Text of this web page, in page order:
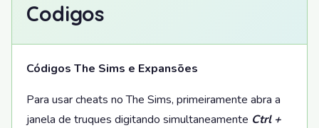
Codigos
Códigos The Sims e Expansões
Para usar cheats no The Sims, primeiramente abra a
janela de truques digitando simultaneamente Ctrl +